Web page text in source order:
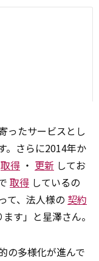
ったサービスとし
。さらに2014年か
取得 ・ 更新 してお
取得 しているの
て、法人様の 契約
す」と星澤さん。
の多様化が進んで